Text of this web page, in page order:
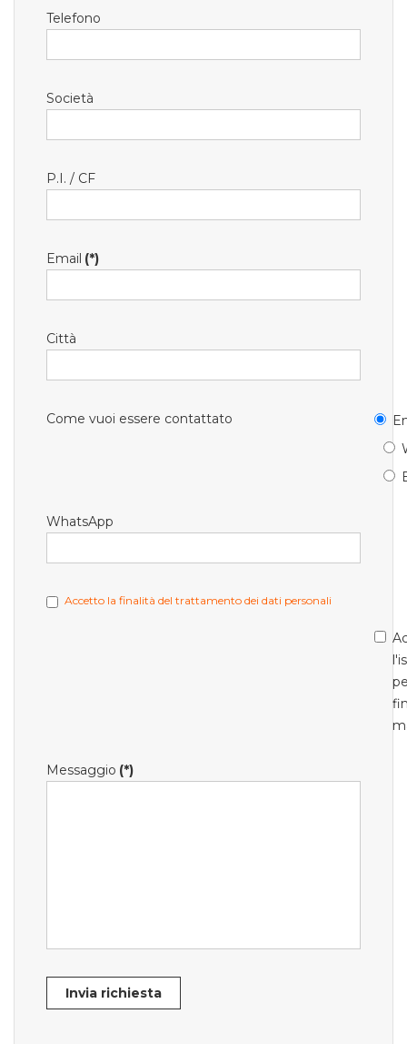
Telefono
Società
P.I. / CF
Email (*)
Città
Come vuoi essere contattato
WhatsApp
Accetto la finalità del trattamento dei dati personali
Messaggio (*)
Invia richiesta